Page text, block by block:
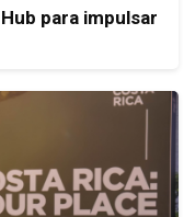
para impulsar